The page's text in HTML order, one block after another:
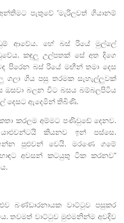
පැතුවේ‘මැරිලවත් ගියානම්
ආවේය.
හේ බස් රියේ මුල්ලේ
කඳුලු උල්පතක් සේ අත දිගෙ
පිරෙන බස් රියේ මඟීන් තමා දෙස
ගලා ගිය පසු තරමක සැහැල්ලුවක්
ඔසවා බලන විට බසය බම්බලපිටිය
දෙසට ඇදෙමින් තිබිණි.
කරලම අම්මට පණිවුඩේ දෙනව.
කියනව ඉන් පස්සෙ.
පුළුවන් වෙයි. මරණෙ ගමේ
අවසන් කටයුතු ටික කරනව"
බණ්ඩාරනායක වාට්ටුව පසුකර
තවමත් වාට්ටුව මුළුමනින්ම අවදිව